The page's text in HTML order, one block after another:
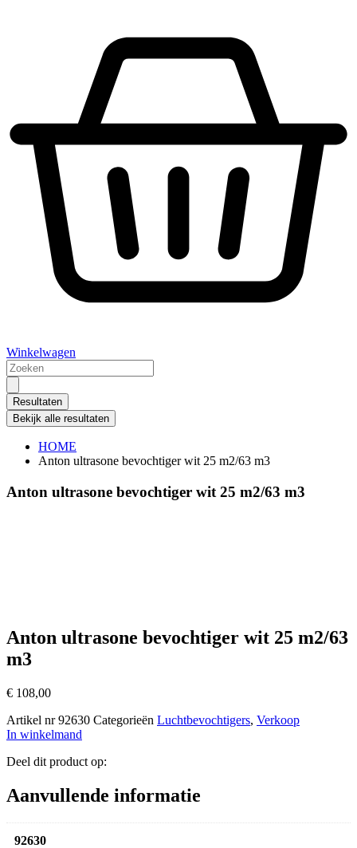
Winkelwagen
Search
...
Resultaten
Bekijk alle resultaten
HOME
Anton ultrasone bevochtiger wit 25 m2/63 m3
Anton ultrasone bevochtiger wit 25 m2/63 m3
Anton ultrasone bevochtiger wit 25 m2/63
m3
€ 108,00
Artikel nr92630 Categorieën Luchtbevochtigers, Verkoop
In winkelmand
Deel dit product op:
Aanvullende informatie
92630